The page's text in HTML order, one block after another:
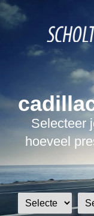
Selecteer
hoeveel